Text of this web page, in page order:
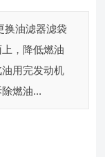
换油滤器滤袋
，降低燃油
用完发动机
燃油...